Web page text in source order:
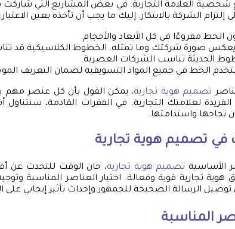
العلامة التجارية. في بعض المشاريع التي شاركت
الشركة بالابتكار. إليك ما يجب أن تأخذه بعين الاعتبار:
الخط مقروءًا في كل الأبعاد والأحجام.
يعكس صورة شركتك وما تمثله. الخطوط الكلاسيكية قد
الحديثة تناسب الشركات العصرية.
الخط في جميع المواد التسويقية لضمان التعريف
تصميم هوية تجارية، يمكن القول بأن كل عنصر مهم
لعلامتك التجارية. في الفقرات القادمة،
نجاحها واستدامتها.
في تصميم هوية تجارية
الأساسية تصميم هوية تجارية، حان الوقت للتحدث عن
تجارية قوية وفعالة. اختيار العناصر المناسبة
الرسالة الصحيحة للجمهور وإحداث تأثير إيجابي على
المناسبة